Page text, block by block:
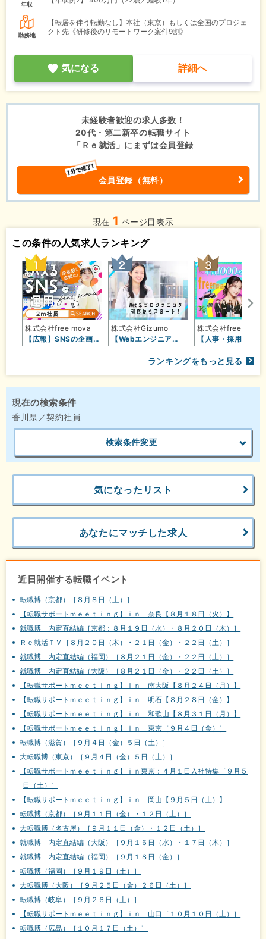
年収
勤務地
【転居を伴う転勤なし】本社（東京）もしくは全国のプロジェ
クト先《研修後のリモートワーク案件9割》
気になる 詳細へ
未経験者歓迎の求人多数！
20代・第二新卒の転職サイト
「Ｒｅ就活」にまずは会員登録
会員登録（無料）
現在 1 ページ目表示
この条件の人気求人ランキング
株式会社free mova
【広報】SNSの企画・運用・撮影◇…
株式会社Gizumo
【Webエンジニア】エンジニアにな…
株式会社free mova
ランキングをもっと見る
現在の検索条件
香川県／契約社員
検索条件変更
気になったリスト
あなたにマッチした求人
近日開催する転職イベント
転職博（京都）［８月８日（土）］
【転職サポートｍｅｅｔｉｎｇ】ｉｎ 奈良【８月１８日（火）】
就職博 内定直結編［京都：８月１９日（水）・８月２０日（木）］
Ｒｅ就活ＴＶ［８月２０日（木）・２１日（金）・２２日（土）］
就職博 内定直結編（福岡）［８月２１日（金）・２２日（土）］
就職博 内定直結編（大阪）［８月２１日（金）・２２日（土）］
【転職サポートｍｅｅｔｉｎｇ】ｉｎ 南大阪【８月２４日（月）】
【転職サポートｍｅｅｔｉｎｇ】ｉｎ 明石【８月２８日（金）】
【転職サポートｍｅｅｔｉｎｇ】ｉｎ 和歌山【８月３１日（月）】
【転職サポートｍｅｅｔｉｎｇ】ｉｎ 東京［９月４日（金）］
転職博（滋賀）［９月４日（金）５日（土）］
大転職博（東京）［９月４日（金）５日（土）］
【転職サポートｍｅｅｔｉｎｇ】ｉｎ東京：４月１日入社特集［９月５
日（土）］
【転職サポートｍｅｅｔｉｎｇ】ｉｎ 岡山【９月５日（土）】
転職博（京都）［９月１１日（金）・１２日（土）］
大転職博（名古屋）［９月１１日（金）・１２日（土）］
就職博 内定直結編（大阪）［９月１６日（水）・１７日（木）］
就職博 内定直結編（福岡）［９月１８日（金）］
転職博（福岡）［９月１９日（土）］
大転職博（大阪）［９月２５日（金）２６日（土）］
転職博（岐阜）［９月２６日（土）］
【転職サポートｍｅｅｔｉｎｇ】ｉｎ 山口［１０月１０日（土）］
転職博（広島）［１０月１７日（土）］